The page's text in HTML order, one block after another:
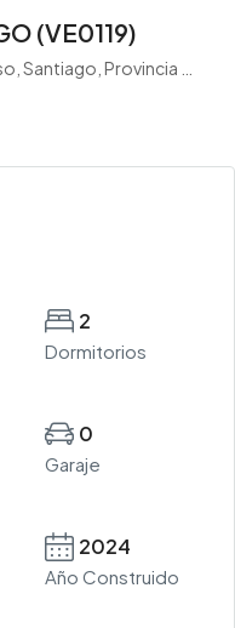
(VE0119)
Metropolitana de Santiago, 8370261, Chile
2
Dormitorios
0
Garaje
2024
Año Construido